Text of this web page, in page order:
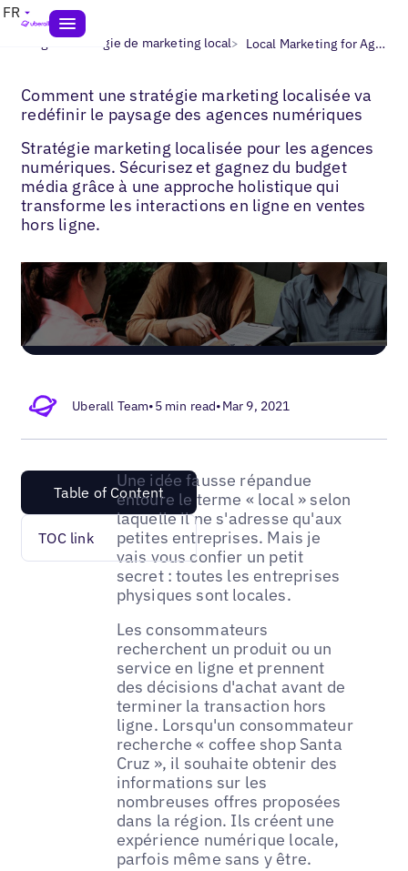
FR
Blogs> Stratégie de marketing local> Local Marketing for Agencies
Comment une stratégie marketing localisée va
redéfinir le paysage des agences numériques
Stratégie marketing localisée pour les agences
numériques. Sécurisez et gagnez du budget
média grâce à une approche holistique qui
transforme les interactions en ligne en ventes
hors ligne.
Uberall Team•5 min read•Mar 9, 2021
Table of Content
TOC link
Une idée fausse répandue
entoure le terme « local » selon
laquelle il ne s'adresse qu'aux
petites entreprises. Mais je
vais vous confier un petit
secret : toutes les entreprises
physiques sont locales.
Les consommateurs
recherchent un produit ou un
service en ligne et prennent
des décisions d'achat avant de
terminer la transaction hors
ligne. Lorsqu'un consommateur
recherche « coffee shop Santa
Cruz », il souhaite obtenir des
informations sur les
nombreuses offres proposées
dans la région. Ils créent une
expérience numérique locale,
parfois même sans y être.